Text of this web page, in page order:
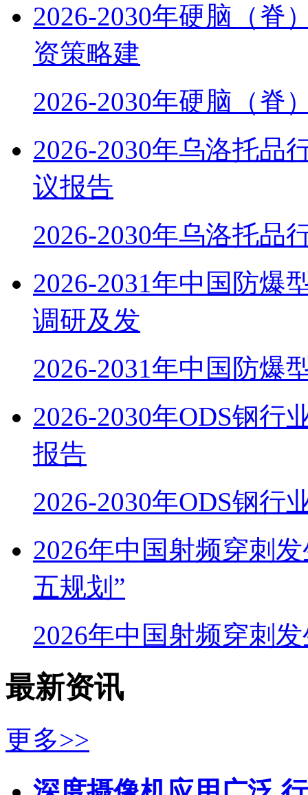
2026-2030年硬脑（脊
资策略建
2026-2030年硬脑（脊
2026-2030年乌洛托品
议报告
2026-2030年乌洛托品
2026-2031年中国防爆
调研及发
2026-2031年中国防爆
2026-2030年ODS钢行
报告
2026-2030年ODS钢行
2026年中国射频穿刺
五规划”
2026年中国射频穿刺
最新资讯
更多>>